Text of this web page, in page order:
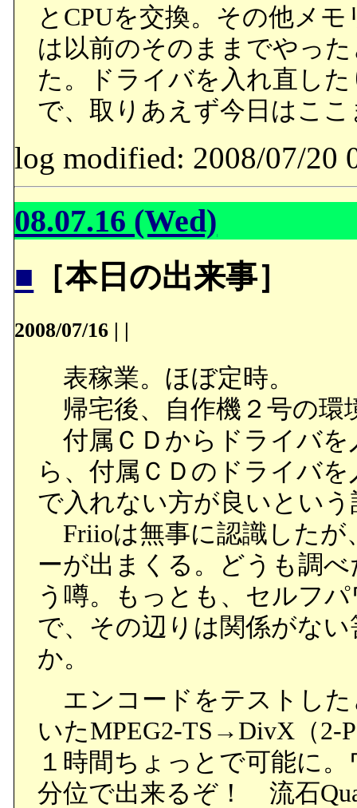
とCPUを交換。その他メ
は以前のそのままでやっ
た。ドライバを入れ直し
で、取りあえず今日はここ
log modified: 2008/07/20
08.07.16 (Wed)
■ ［本日の出来事］
2008/07/16 | |
表稼業。ほぼ定時。
帰宅後、自作機２号の環
付属ＣＤからドライバを
ら、付属ＣＤのドライバ
で入れない方が良いとい
Friioは無事に認識したが
ーが出まくる。どうも調
う噂。もっとも、セルフ
で、その辺りは関係がな
か。
エンコードをテストした
いたMPEG2-TS→DivX（2-
１時間ちょっとで可能に
分位で出来るぞ！ 流石